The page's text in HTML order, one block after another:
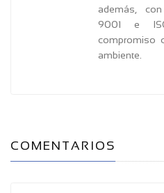
además,
9001 e
compromiso
ambiente.
COMENTARIOS